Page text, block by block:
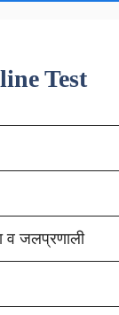
Test
व जलप्रणाली